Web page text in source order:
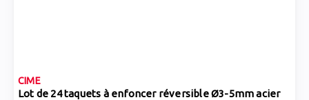
CIME
Lot de 24 taquets à enfoncer réversible Ø3-5mm acier